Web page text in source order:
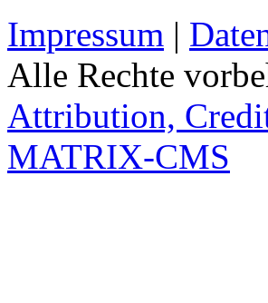
Impressum |
Alle Rechte
Attribution,
MATRIX-CMS